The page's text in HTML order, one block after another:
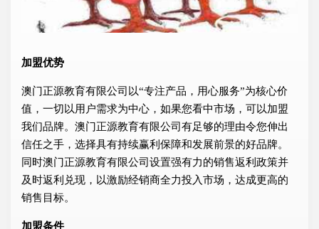
加盟优势
澳门正源教育有限公司以“专注产品，用心服务”为核心价
值，一切以用户需求为中心，如果您看中市场，可以加盟
我们品牌。澳门正源教育有限公司有足够的理由令您伸出
信任之手，选择具有持续赢利保障和发展前景的好品牌。
同时澳门正源教育有限公司设置强有力的销售返利政策并
及时返利兑现，以激励经销商全力投入市场，达成更高的
销售目标。
加盟条件